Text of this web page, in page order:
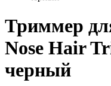
Триммер
Nose Hair
черный